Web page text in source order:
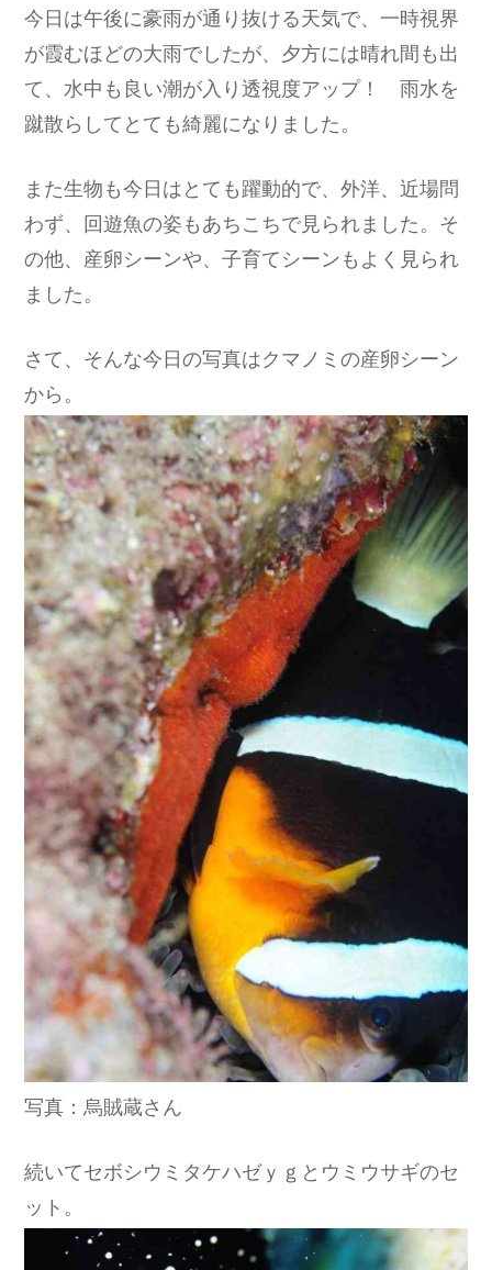
今日は午後に豪雨が通り抜ける天気で、一時視界
が霞むほどの大雨でしたが、夕方には晴れ間も出
て、水中も良い潮が入り透視度アップ！ 雨水を
蹴散らしてとても綺麗になりました。
また生物も今日はとても躍動的で、外洋、近場問
わず、回遊魚の姿もあちこちで見られました。そ
の他、産卵シーンや、子育てシーンもよく見られ
ました。
さて、そんな今日の写真はクマノミの産卵シーン
から。
写真：烏賊蔵さん
続いてセボシウミタケハゼｙｇとウミウサギのセ
ット。